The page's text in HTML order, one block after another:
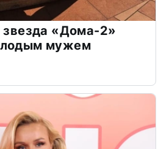
звезда «Дома-2»
мужем